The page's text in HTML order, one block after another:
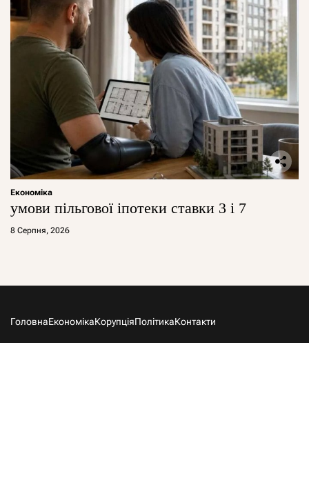
Економіка
умови пільгової іпотеки ставки 3 і 7
8 Серпня, 2026
ГоловнаЕкономікаКорупціяПолітикаКонтакти